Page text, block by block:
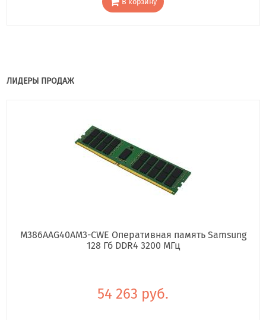
ЛИДЕРЫ ПРОДАЖ
M386AAG40AM3-CWE Оперативная память Samsung
128 Гб DDR4 3200 МГц
54 263 руб.